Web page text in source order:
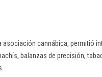
asociación cannábica, permitió
balanzas de precisión,